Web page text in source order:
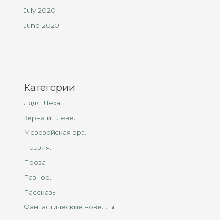
July 2020
June 2020
Категории
Дядя Лёха
Зёрна и плевел.
Мезозойская эра.
Поэзия.
Проза
Разное.
Рассказы
Фантастические новеллы